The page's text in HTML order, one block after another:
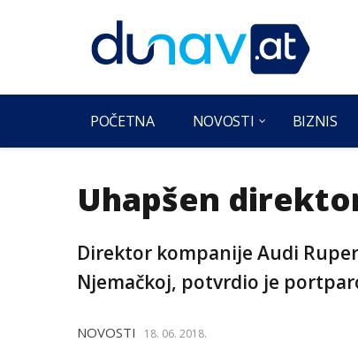
POČETNA NOVOSTI BIZNIS
Uhapšen
Direktor kompanije Audi
Njemačkoj, potvrdio je
NOVOSTI 18. 06. 2018.